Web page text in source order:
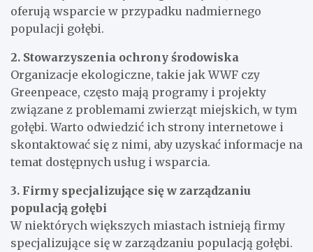
oferują wsparcie w przypadku nadmiernego
populacji gołębi.
2. Stowarzyszenia ochrony środowiska
Organizacje ekologiczne, takie jak WWF czy
Greenpeace, często mają programy i projekty
związane z problemami zwierząt miejskich, w tym
gołębi. Warto odwiedzić ich strony internetowe i
skontaktować się z nimi, aby uzyskać informacje na
temat dostępnych usług i wsparcia.
3. Firmy specjalizujące się w zarządzaniu
populacją gołębi
W niektórych większych miastach istnieją firmy
specjalizujące się w zarządzaniu populacją gołębi.